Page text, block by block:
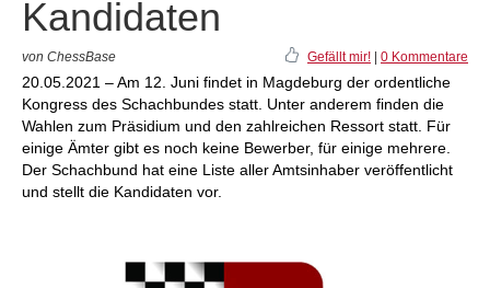
Kandidaten
von ChessBase Gefällt mir! 0 Kommentare
20.05.2021 – Am 12. Juni findet in Magdeburg der ordentliche
Kongress des Schachbundes statt. Unter anderem finden die
Wahlen zum Präsidium und den zahlreichen Ressort statt. Für
einige Ämter gibt es noch keine Bewerber, für einige mehrere.
Der Schachbund hat eine Liste aller Amtsinhaber veröffentlicht
und stellt die Kandidaten vor.